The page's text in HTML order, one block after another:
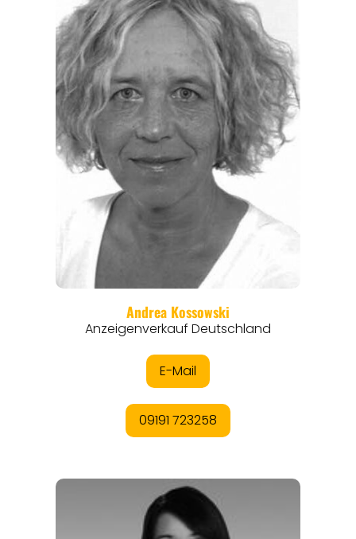
EVENTS
REISEFÜHRER
REISEMAGAZINE
THEMEN
ANGEBOTE